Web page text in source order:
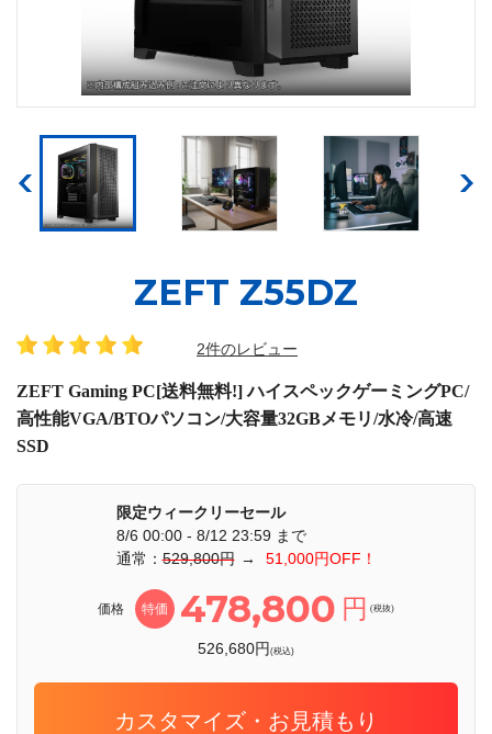
ZEFT Z55DZ
2件のレビュー
ZEFT Gaming PC[送料無料!] ハイスペックゲーミングPC/
高性能VGA/BTOパソコン/大容量32GBメモリ/水冷/高速
SSD
限定ウィークリーセール
8/6 00:00 - 8/12 23:59 まで
通常：529,800円 → 51,000円OFF！
価格 特価 478,800 円 (税抜)
526,680円(税込)
カスタマイズ・お見積もり